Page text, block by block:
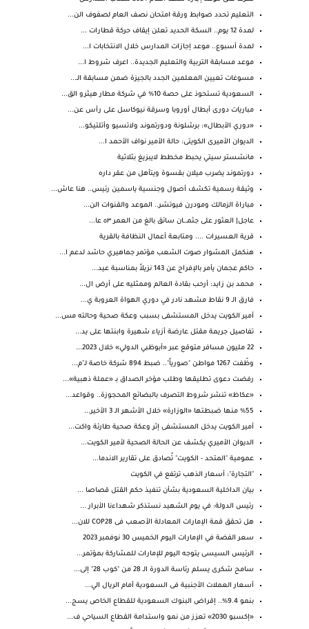
التعليم تحدد ضوابط ورقة امتحان نصف العام لصفوف الن...
لمدة 12 يوم.. السكة الحديد تعلن إيقاف حركة قطارات ...
لمدة أسبوع.. موعد إجازات المدارس خلال الانتخابات ا...
موعد مسابقة التربية والتعليم الجديدة.. اعرف شروط ا...
مسوغات تعيين المعلمين الجدد بالجيزة ضمن مسابقة الـ...
السعودية تستحوذ على حصة 10% في شركة مطار هيثرو الق...
مباريات دورى أبطال أوروبا وسرقة نيوكاسل على رأس عن...
«دوري الأبطال»: برشلونة ودورتموند ولاتسيو وأتلتيكو...
الديوان الأميرى الكويتى: حالة الأمير نواف الأحمد ا...
مانشستر سيتي يحبط مخطط لايبزيغ بثلاثية
دورتموند يضرب ميلان بقسوة ويتأهل من عقر داره
وثيقة رسمية تكشف أصول وجنسية ياسمين رئيس.. هنا عاش...
مباراة الزمالك ومودرن فيوتشر.. الموعد والقنوات الن...
عاجل| العثور على جثمـ.ـان سائق بالغ من العمر ٥٣ عا...
قرية العسيرات .... ومتابعة أعمال النظافة بالقرية
هنكمل المشوار صوت الشعب مؤتمر جماهيري حاشد لدعم ا...
حاكم عجمان يأمر بالإفراج عن 143 نزيلاً بمناسبة عيد...
محمد بن زايد: أرحب بقادة العالم وممثليه على أرض ال...
فارق الـ 9 نقاط مشهد نادر في دوري الهواة العروبة ي...
أمير الكويت يدخل المستشفى بسبب وعكة صحية وحالته مس...
تفاصيل جريمة مقتل عارضة أزياء شهيرة وابنتها على يد...
22 مليون مسافر متوقع عبر «أبوظبي الدولي» خلال 2023...
وظّفت 1267 مواطن "صورياً".. ضبط 894 شركة خاصة لـ"م...
رفضت دعوى تطليقها وطلب مؤخر الصداق بـ «عملة ذهبية»...
«عكاظ» تنشر شروط التصرف بالبضائع المحجوزة.. وقواعد...
%55 منها ضبطتها «الوزارة» خلال الأشهر الـ 3 الأخير...
أمير الكويت يدخل المستشفى إثر وعكة صحية طارئة واكت...
الديوان الأميري يكشف عن الحالة الصحية لأمير الكويت...
عمومية "المتحد - الكويت" تُصادق على تقارير الاندما...
"التجارة": أسعار الذهب ترتفع في الكويت
بيان الداخلية السعودية بشأن تنفيذ حكم القتل قصاصا ...
رئيس الدولة: في يوم الشهيد نستذكر شهداءنا الأبرار ...
هل تحقق قمة الإمارات المعادلة الأصعب فى COP28 للان...
سعر الفضة في الإمارات اليوم الخميس 30 نوفمبر 2023
الرئيس السيسى يتوجه اليوم للإمارات للمشاركة بمؤتمر...
سامح شكرى يسلم رئاسة الدورة الـ 28 من "كوب 28" إلى...
أسعار العملات الأجنبية فى السعودية أمام الريال الي...
بنمو 9.4%.. إقراض البنوك السعودية للقطاع الخاص يسج...
«إكسبو 2030» تعزز من نمو واستدامة القطاع السياحي ف...